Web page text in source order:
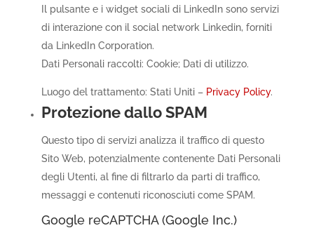
Il pulsante e i widget sociali di LinkedIn sono servizi
di interazione con il social network Linkedin, forniti
da LinkedIn Corporation.
Dati Personali raccolti: Cookie; Dati di utilizzo.
Luogo del trattamento: Stati Uniti – Privacy Policy.
Protezione dallo SPAM
Questo tipo di servizi analizza il traffico di questo
Sito Web, potenzialmente contenente Dati Personali
degli Utenti, al fine di filtrarlo da parti di traffico,
messaggi e contenuti riconosciuti come SPAM.
Google reCAPTCHA (Google Inc.)